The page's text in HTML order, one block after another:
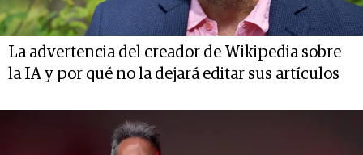
La advertencia del creador de Wikipedia sobre
la IA y por qué no la dejará editar sus artículos